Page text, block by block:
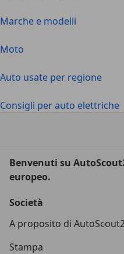
Marche e modelli
Moto
Auto usate per regione
Consigli per auto elettriche
Benvenuti su
europeo.
Società
A proposito di
Stampa